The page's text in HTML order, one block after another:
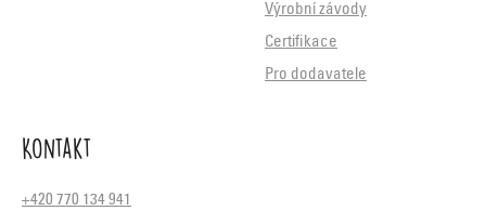
Výrobní závody
Certifikace
Pro dodavatele
Kontakt
+420 770 134 941